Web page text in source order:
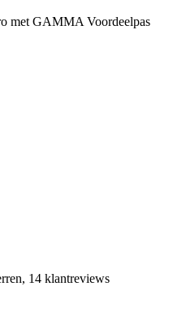
met GAMMA Voordeelpas
14 klantreviews